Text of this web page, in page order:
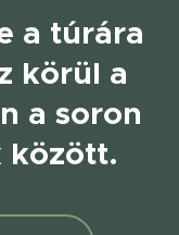
a túrára
körül a
a soron
között.